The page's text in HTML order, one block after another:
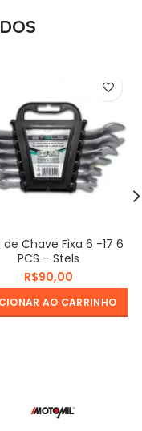
de Chave Fixa 6 -17 6
PCS – Stels
R$
AO CARRINHO